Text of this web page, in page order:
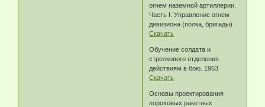
огнем наземной артиллерии.
Часть I. Управление огнем
дивизиона (полка, бригады)
Скачать
Обучение солдата и
стрелкового отделения
действиям в бою. 1953
Скачать
Основы проектирования
пороховых ракетных